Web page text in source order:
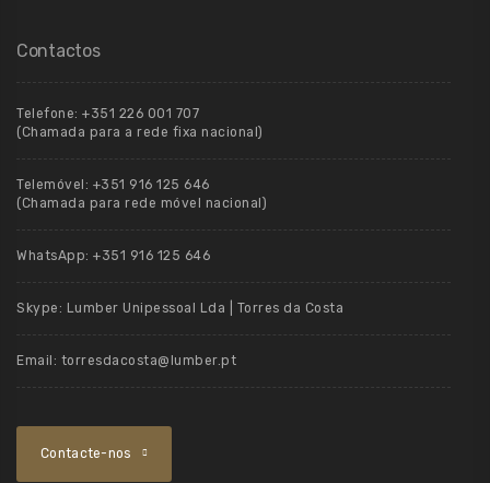
Contactos
Telefone: +351 226 001 707
(Chamada para a rede fixa nacional)
Telemóvel: +351 916 125 646
(Chamada para rede móvel nacional)
WhatsApp: +351 916 125 646
Skype: Lumber Unipessoal Lda | Torres da Costa
Email: torresdacosta@lumber.pt
Contacte-nos